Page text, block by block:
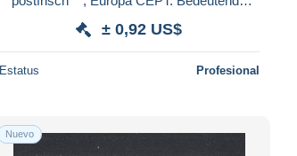
± 0,92 US$
Estatus Profesional
Nuevo